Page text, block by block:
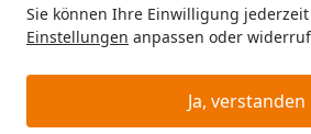
Sie können Ihre Einwilligung
Einstellungen anpassen oder
Ja, verstanden